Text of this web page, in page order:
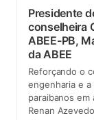
Presidente
conselheira
ABEE-PB,
da ABEE
Reforçando o
engenharia e
paraibanos
Renan